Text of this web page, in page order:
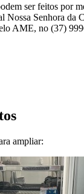
ser feitos por
Nossa Senhora da
AME, no (37)
ampliar: